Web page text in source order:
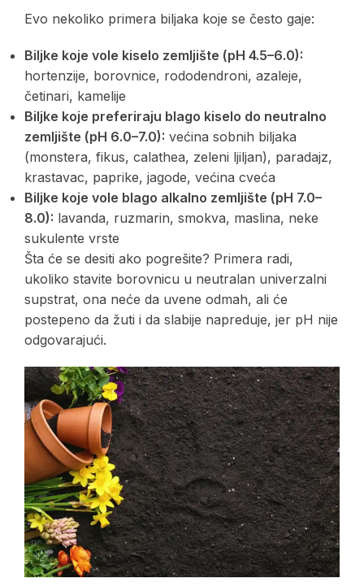
Evo nekoliko primera biljaka koje se često gaje:
Biljke koje vole kiselo zemljište (pH 4.5–6.0):
hortenzije, borovnice, rododendroni, azaleje,
četinari, kamelije
Biljke koje preferiraju blago kiselo do neutralno
zemljište (pH 6.0–7.0): većina sobnih biljaka
(monstera, fikus, calathea, zeleni ljiljan), paradajz,
krastavac, paprike, jagode, većina cveća
Biljke koje vole blago alkalno zemljište (pH 7.0–
8.0): lavanda, ruzmarin, smokva, maslina, neke
sukulente vrste
Šta će se desiti ako pogrešite? Primera radi,
ukoliko stavite borovnicu u neutralan univerzalni
supstrat, ona neće da uvene odmah, ali će
postepeno da žuti i da slabije napreduje, jer pH nije
odgovarajući.